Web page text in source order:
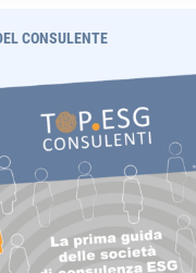
CONSULENTE